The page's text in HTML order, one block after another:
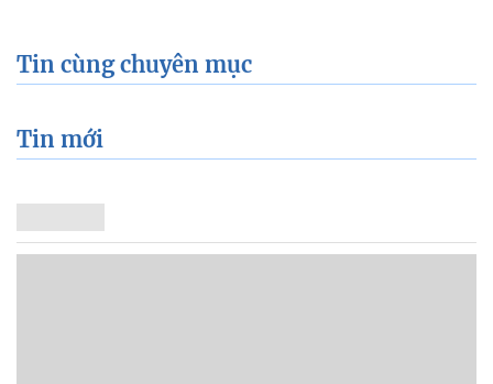
Tin cùng chuyên mục
Tin mới